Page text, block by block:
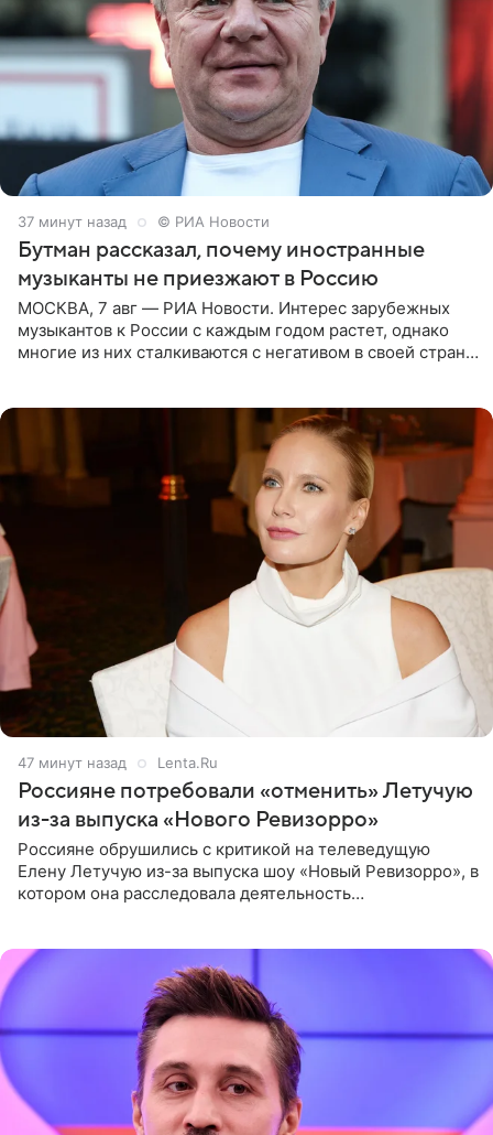
37 минут назад © РИА Новости
Бутман рассказал, почему иностранные
музыканты не приезжают в Россию
МОСКВА, 7 авг — РИА Новости. Интерес зарубежных
музыкантов к России с каждым годом растет, однако
многие из них сталкиваются с негативом в своей стране
47 минут назад Lenta.Ru
Россияне потребовали «отменить» Летучую
из-за выпуска «Нового Ревизорро»
Россияне обрушились с критикой на телеведущую
Елену Летучую из-за выпуска шоу «Новый Ревизорро», в
котором она расследовала деятельность